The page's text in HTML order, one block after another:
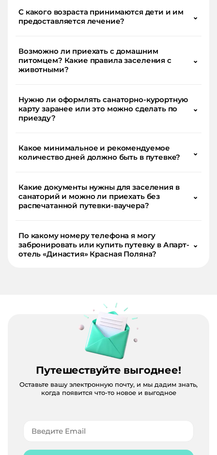
С какого возраста принимаются дети и им
предоставляется лечение?
⌄
Возможно ли приехать с домашним
питомцем? Какие правила заселения с
животными?
⌄
Нужно ли оформлять санаторно-курортную
карту заранее или это можно сделать по
приезду?
⌄
Какое минимальное и рекомендуемое
количество дней должно быть в путевке?
⌄
Какие документы нужны для заселения в
санаторий и можно ли приехать без
распечатанной путевки-ваучера?
⌄
По какому номеру телефона я могу
забронировать или купить путевку в Апарт-
отель «Династия» Красная Поляна?
⌄
Путешествуйте выгоднее!
Оставьте вашу электронную почту, и мы дадим знать,
когда появится что-то новое и выгодное